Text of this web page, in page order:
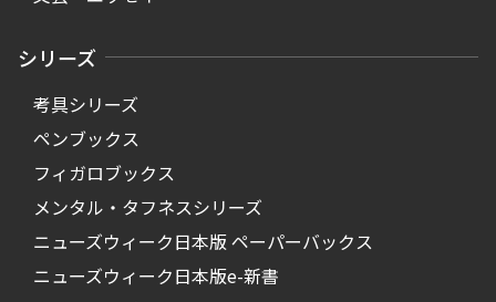
シリーズ
考具シリーズ
ペンブックス
フィガロブックス
メンタル・タフネスシリーズ
ニューズウィーク日本版 ペーパーバックス
ニューズウィーク日本版e-新書